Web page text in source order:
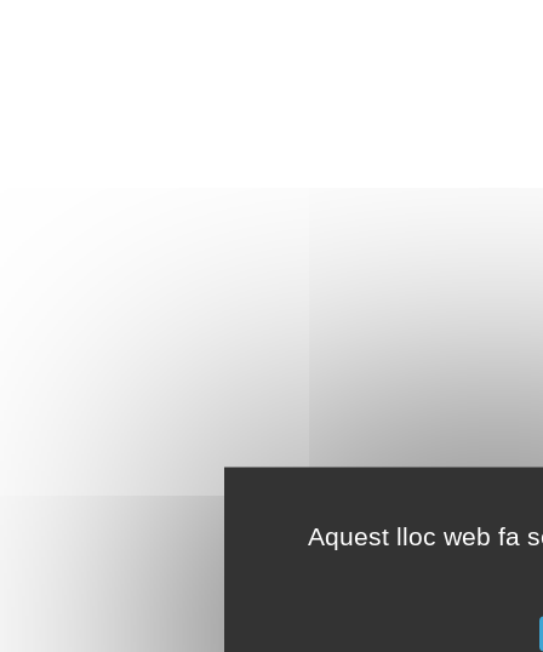
Aquest lloc web fa